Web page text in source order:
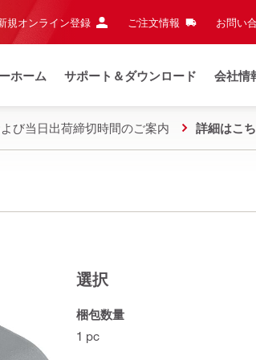
規オンライン登録 ご注文情報 お問い
ホーム サポート＆ダウンロード 会社情
び当日出荷締切時間のご案内 詳細はこ
選択
梱包数量
1 pc